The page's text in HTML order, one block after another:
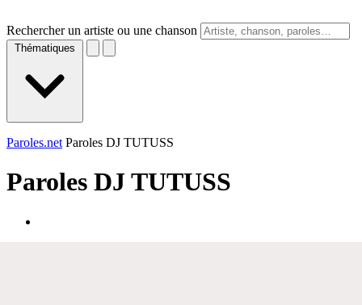
Rechercher un artiste ou une chanson
Thématiques
Paroles.net Paroles DJ TUTUSS
Paroles DJ TUTUSS